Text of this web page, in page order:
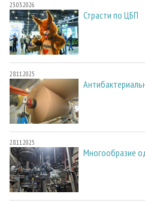
23.03.2026
Страсти по ЦБП
28.11.2025
28.11.2025
Многообразие